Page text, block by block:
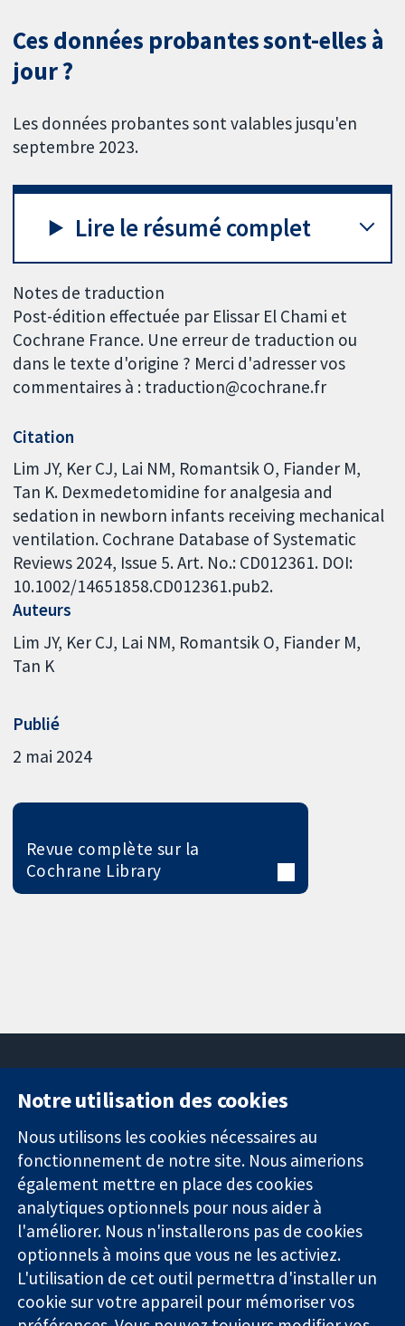
Ces données probantes sont-elles à
jour ?
Les données probantes sont valables jusqu'en
septembre 2023.
Lire le résumé complet
Notes de traduction
Post-édition effectuée par Elissar El Chami et
Cochrane France. Une erreur de traduction ou
dans le texte d'origine ? Merci d'adresser vos
commentaires à : traduction@cochrane.fr
Citation
Lim JY, Ker CJ, Lai NM, Romantsik O, Fiander M,
Tan K. Dexmedetomidine for analgesia and
sedation in newborn infants receiving mechanical
ventilation. Cochrane Database of Systematic
Reviews 2024, Issue 5. Art. No.: CD012361. DOI:
10.1002/14651858.CD012361.pub2.
Auteurs
Lim JY Ker CJ Lai NM Romantsik O Fiander M
Tan K
Publié
2 mai 2024
Revue complète sur la
Cochrane Library
Des données
probantes.
Des décisions
éclairées.
Une meilleure
santé.
11-13 Cavendish
Square
Londres
W1G0AN
Royaume-Uni
nous
Actualités
Service de
presse
Qui sommes-
nous
Offres
d'emploi
Library
Notre utilisation des cookies
Nous utilisons les cookies nécessaires au
fonctionnement de notre site. Nous aimerions
également mettre en place des cookies
analytiques optionnels pour nous aider à
l'améliorer. Nous n'installerons pas de cookies
optionnels à moins que vous ne les activiez.
L'utilisation de cet outil permettra d'installer un
cookie sur votre appareil pour mémoriser vos